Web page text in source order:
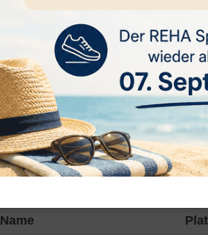
Baden-
Name